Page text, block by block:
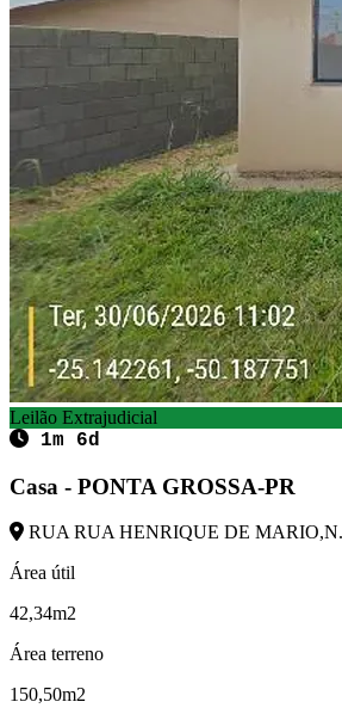
Leilão Extrajudicial
1m 6d
Casa - PONTA GROSSA-PR
RUA RUA HENRIQUE DE
Área útil
42,34m2
Área terreno
150,50m2